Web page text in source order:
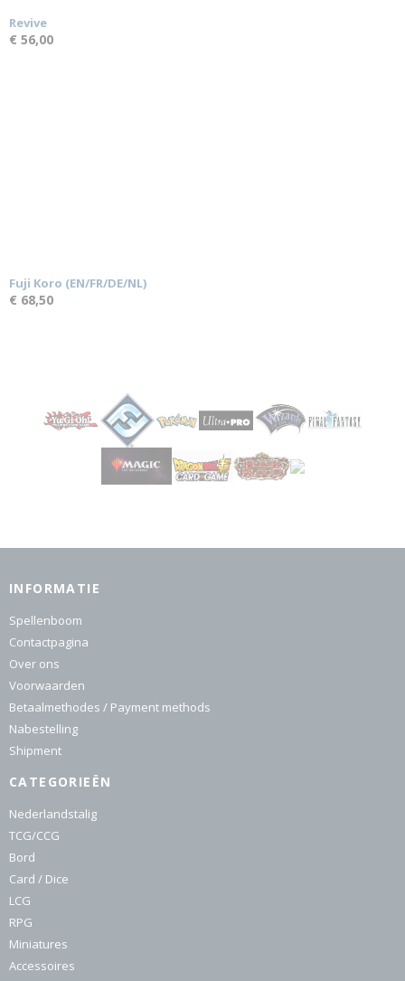
Revive
€ 56,00
Fuji Koro (EN/FR/DE/NL)
€ 68,50
INFORMATIE
Spellenboom
Contactpagina
Over ons
Voorwaarden
Betaalmethodes / Payment methods
Nabestelling
Shipment
CATEGORIEËN
Nederlandstalig
TCG/CCG
Bord
Card / Dice
LCG
RPG
Miniatures
Accessoires